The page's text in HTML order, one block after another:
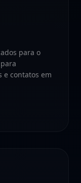
para o
e contatos em